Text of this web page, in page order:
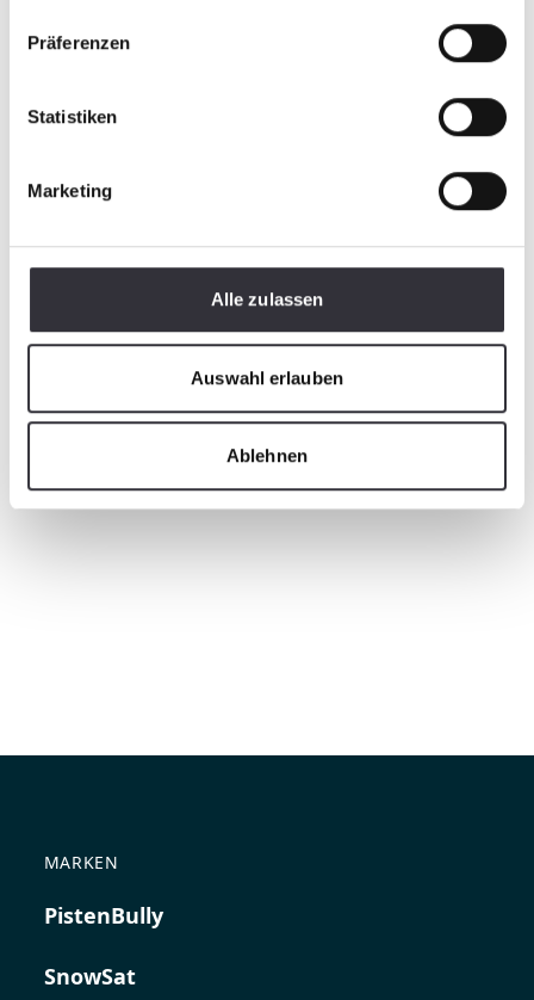
Präferenzen
Statistiken
Marketing
Alle zulassen
Auswahl erlauben
Ablehnen
MARKEN
PistenBully
SnowSat